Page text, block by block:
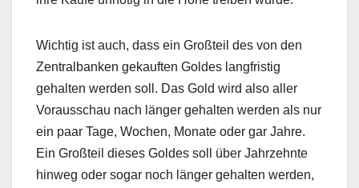
Wichtig ist auch, dass ein Großteil des von den
Zentralbanken gekauften Goldes langfristig
gehalten werden soll. Das Gold wird also aller
Vorausschau nach länger gehalten werden als nur
ein paar Tage, Wochen, Monate oder gar Jahre.
Ein Großteil dieses Goldes soll über Jahrzehnte
hinweg oder sogar noch länger gehalten werden,